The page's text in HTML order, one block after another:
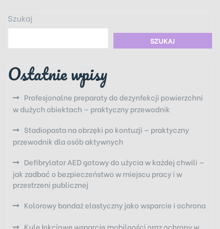
Szukaj
SZUKAJ
Ostatnie wpisy
Profesjonalne preparaty do dezynfekcji powierzchni
w dużych obiektach — praktyczny przewodnik
Stadiopasta na obrzęki po kontuzji — praktyczny
przewodnik dla osób aktywnych
Defibrylator AED gotowy do użycia w każdej chwili —
jak zadbać o bezpieczeństwo w miejscu pracy i w
przestrzeni publicznej
Kolorowy bandaż elastyczny jako wsparcie i ochrona
Kule łokciowe wsparcie mobilności oraz ochrony w